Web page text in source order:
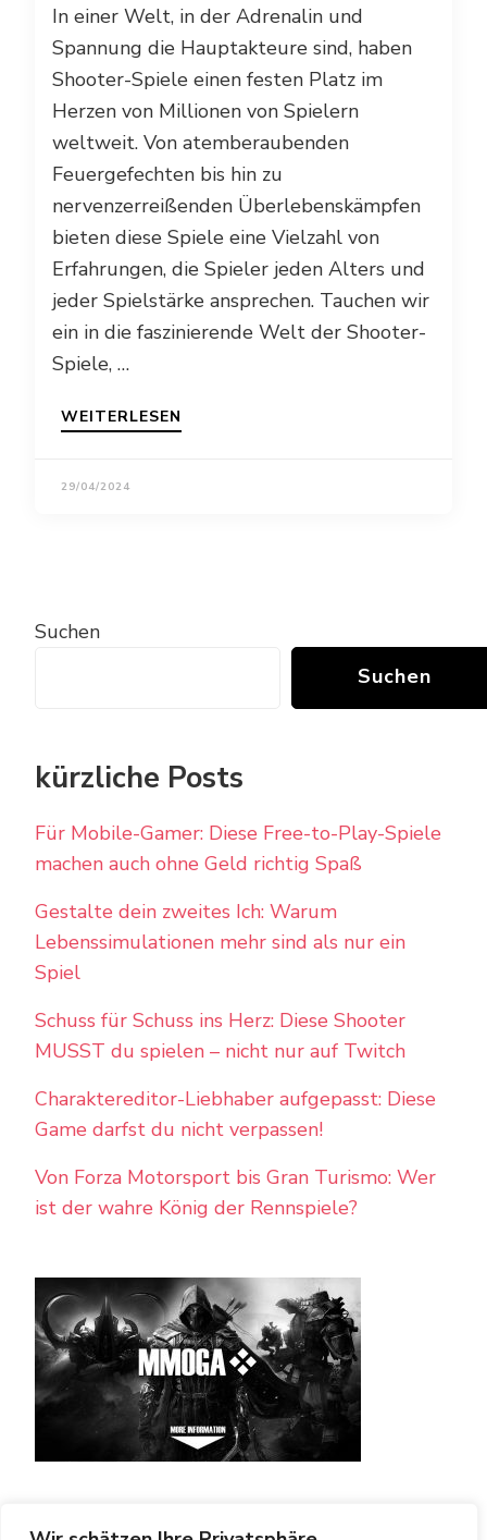
In einer Welt, in der Adrenalin und
Spannung die Hauptakteure sind, haben
Shooter-Spiele einen festen Platz im
Herzen von Millionen von Spielern
weltweit. Von atemberaubenden
Feuergefechten bis hin zu
nervenzerreißenden Überlebenskämpfen
bieten diese Spiele eine Vielzahl von
Erfahrungen, die Spieler jeden Alters und
jeder Spielstärke ansprechen. Tauchen wir
ein in die faszinierende Welt der Shooter-
Spiele, …
WEITERLESEN
29/04/2024
Suchen
Suchen
kürzliche Posts
Für Mobile-Gamer: Diese Free-to-Play-Spiele
machen auch ohne Geld richtig Spaß
Gestalte dein zweites Ich: Warum
Lebenssimulationen mehr sind als nur ein
Spiel
Schuss für Schuss ins Herz: Diese Shooter
MUSST du spielen – nicht nur auf Twitch
Charaktereditor-Liebhaber aufgepasst: Diese
Game darfst du nicht verpassen!
Von Forza Motorsport bis Gran Turismo: Wer
ist der wahre König der Rennspiele?